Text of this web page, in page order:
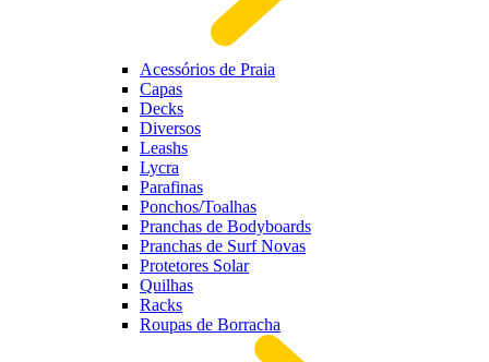
Acessórios de Praia
Capas
Decks
Diversos
Leashs
Lycra
Parafinas
Ponchos/Toalhas
Pranchas de Bodyboards
Pranchas de Surf Novas
Protetores Solar
Quilhas
Racks
Roupas de Borracha